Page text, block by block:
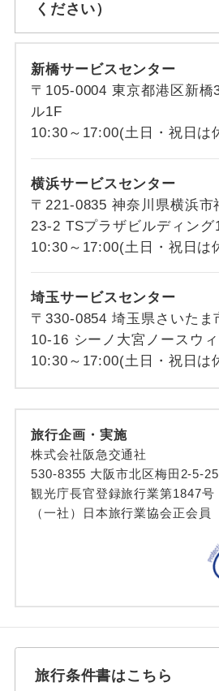
ください）
新橋サービスセンター
〒105-0004 東京都港区新
ル1F
10:30～17:00(土日・祝日は
横浜サービスセンター
〒221-0835 神奈川県横浜市
23-2 TSプラザビルディング
10:30～17:00(土日・祝日は
埼玉サービスセンター
〒330-0854 埼玉県さいたま
10-16 シーノ大宮ノースウ
10:30～17:00(土日・祝日は
旅行企画・実施
株式会社阪急交通社
530-8355 大阪市北区梅田2-5-
観光庁長官登録旅行業第1847号
（一社）日本旅行業協会正会員
旅行条件書はこちら